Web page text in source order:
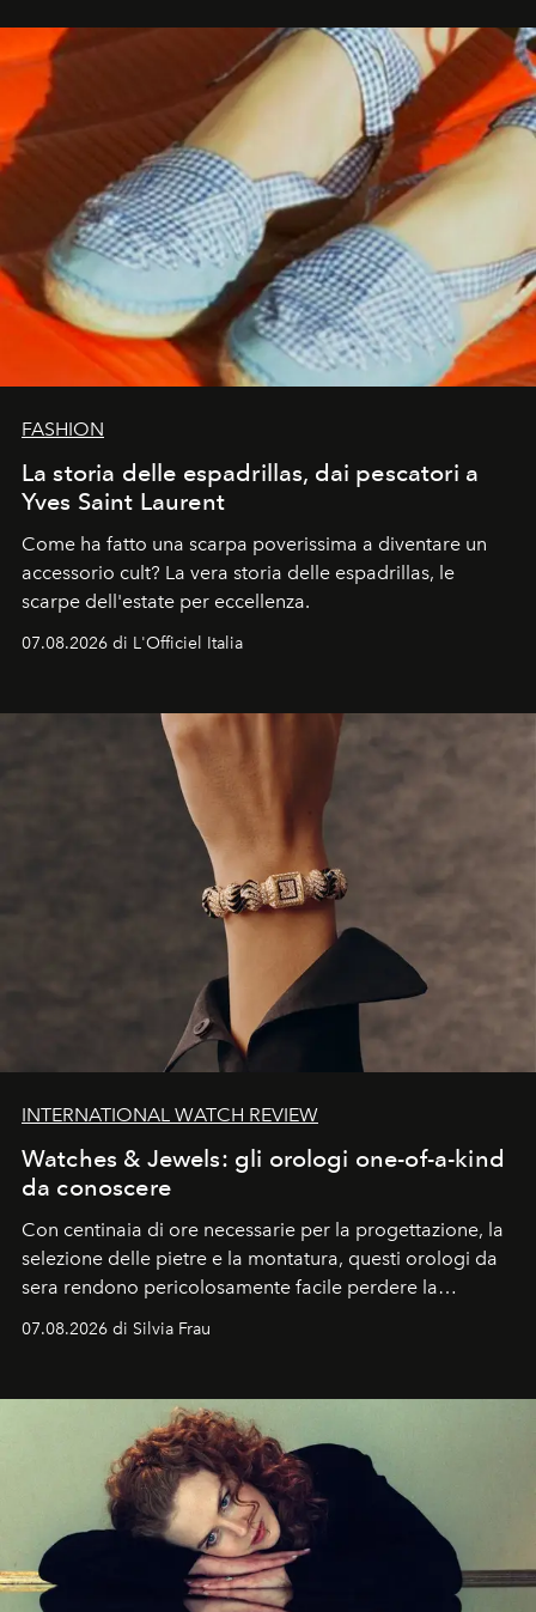
FASHION
La storia delle espadrillas, dai pescatori a
Yves Saint Laurent
Come ha fatto una scarpa poverissima a diventare un
accessorio cult? La vera storia delle espadrillas, le
scarpe dell'estate per eccellenza.
07.08.2026 di L'Officiel Italia
INTERNATIONAL WATCH REVIEW
Watches & Jewels: gli orologi one-of-a-kind
da conoscere
Con centinaia di ore necessarie per la progettazione, la
selezione delle pietre e la montatura, questi orologi da
sera rendono pericolosamente facile perdere la
07.08.2026 di Silvia Frau